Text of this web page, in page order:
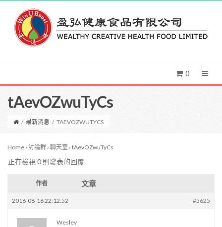
0
tAevOZwuTyCs
/ 最新消息 / TAEVOZWUTYCS
Home › 討論群 › 聊天室 › tAevOZwuTyCs
正在檢視 0 則發表的回覆
作者 文章
2016-08-16 22:12:52 #5625
Wesley